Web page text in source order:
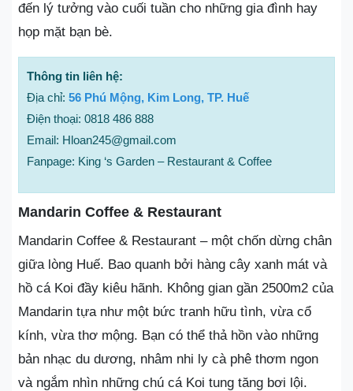
đến lý tưởng vào cuối tuần cho những gia đình hay
họp mặt bạn bè.
Thông tin liên hệ:
Địa chỉ: 56 Phú Mộng, Kim Long, TP. Huế
Điện thoại: 0818 486 888
Email: Hloan245@gmail.com
Fanpage: King ‘s Garden – Restaurant & Coffee
Mandarin Coffee & Restaurant
Mandarin Coffee & Restaurant – một chốn dừng chân
giữa lòng Huế. Bao quanh bởi hàng cây xanh mát và
hồ cá Koi đầy kiêu hãnh. Không gian gần 2500m2 của
Mandarin tựa như một bức tranh hữu tình, vừa cổ
kính, vừa thơ mộng. Bạn có thể thả hồn vào những
bản nhạc du dương, nhâm nhi ly cà phê thơm ngon
và ngắm nhìn những chú cá Koi tung tăng bơi lội.